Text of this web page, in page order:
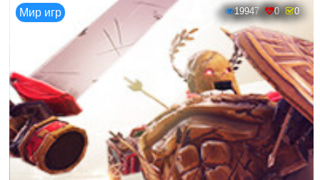
Мир игр 19947 0 0